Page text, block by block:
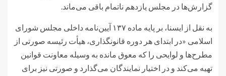
گزارش‌ها در مجلس یازدهم ناتمام باقی می‌ماند.
به نقل از ایسنا، بر پایه ماده ۱۳۷ آیین‌نامه داخلی مجلس شورای
اسلامی «در ابتدای هر دوره قانونگذاری، هیأت رئیسه صورتی از
مطرح‌ها و لوایحی را که معوق مانده به وسیله معاونت قوانین
تهیه می‌‌کند و در اختیار نمایندگان می‌‌گذارد و صورتی نیز برای